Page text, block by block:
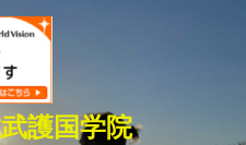
護国学院